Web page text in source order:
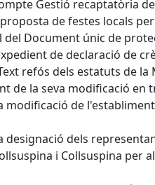
Gestió recaptatòria
de festes locals per
del Document únic de
de declaració de
refós dels estatuts de
de la seva modificació en
modificació de
designació dels
i Collsuspina per